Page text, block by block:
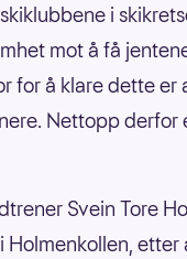
i
mot å få
for å klare dette er
Nettopp derfor
Svein Tore
Holmenkollen, etter